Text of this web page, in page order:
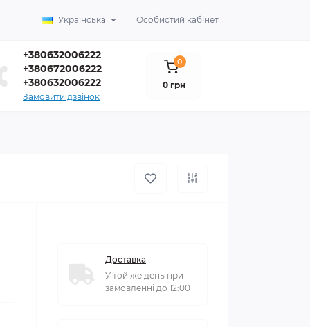
Українська Особистий кабінет
+380632006222
+380672006222
+380632006222
Замовити дзвінок
0
0 грн
Доставка
У той же день при
замовленні до 12:00